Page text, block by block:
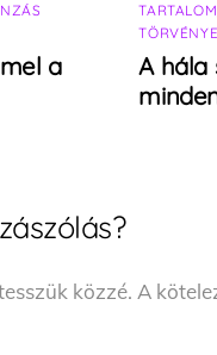
a
TÖRVÉNYE
A hála
közzé. A